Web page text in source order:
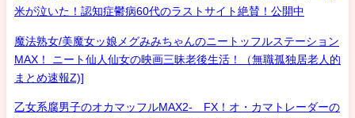
米が泣いた！認知症鬱病60代のラストサイト絶賛！公開中
魔法熟女/美魔女ッ娘メグみみちゃんのニートッフルステーション
MAX！ ニート仙人仙女の映画三昧老後生活！（無職孤独居老人的
まとめ速報Z)]
乙女系腐男子のオカマッフルMAX2- FX！オ・カマトレーダーの